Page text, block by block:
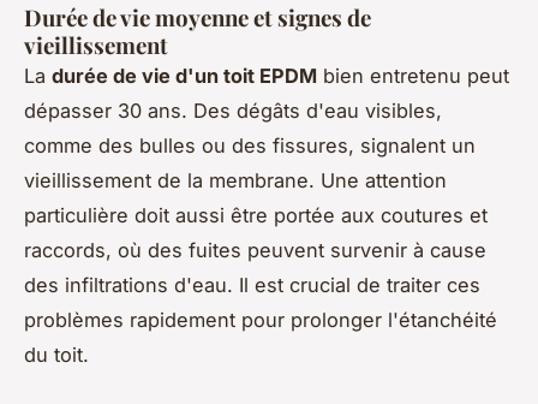
Durée de vie moyenne et signes de
vieillissement
La durée de vie d'un toit EPDM bien entretenu peut
dépasser 30 ans. Des dégâts d'eau visibles,
comme des bulles ou des fissures, signalent un
vieillissement de la membrane. Une attention
particulière doit aussi être portée aux coutures et
raccords, où des fuites peuvent survenir à cause
des infiltrations d'eau. Il est crucial de traiter ces
problèmes rapidement pour prolonger l'étanchéité
du toit.